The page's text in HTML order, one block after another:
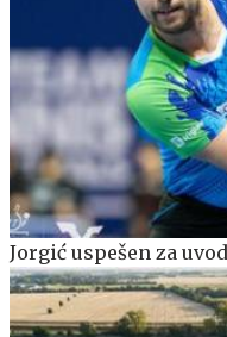
Jorgić uspešen za